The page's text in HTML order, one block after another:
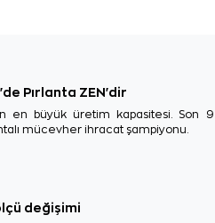
Pırlanta ZEN'dir
en büyük üretim kapasitesi. Son 9
mücevher ihracat şampiyonu.
değişimi